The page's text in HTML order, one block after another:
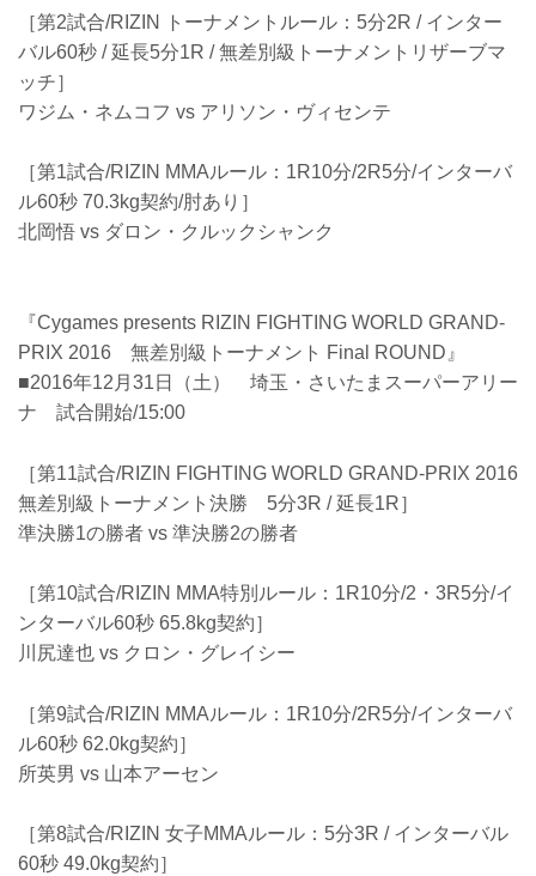
［第2試合/RIZIN トーナメントルール：5分2R / インター
バル60秒 / 延長5分1R / 無差別級トーナメントリザーブマ
ッチ］
ワジム・ネムコフ vs アリソン・ヴィセンテ
［第1試合/RIZIN MMAルール：1R10分/2R5分/インターバ
ル60秒 70.3kg契約/肘あり］
北岡悟 vs ダロン・クルックシャンク
『Cygames presents RIZIN FIGHTING WORLD GRAND-
PRIX 2016 無差別級トーナメント Final ROUND』
■2016年12月31日（土） 埼玉・さいたまスーパーアリー
ナ 試合開始/15:00
［第11試合/RIZIN FIGHTING WORLD GRAND-PRIX 2016
無差別級トーナメント決勝 5分3R / 延長1R］
準決勝1の勝者 vs 準決勝2の勝者
［第10試合/RIZIN MMA特別ルール：1R10分/2・3R5分/イ
ンターバル60秒 65.8kg契約］
川尻達也 vs クロン・グレイシー
［第9試合/RIZIN MMAルール：1R10分/2R5分/インターバ
ル60秒 62.0kg契約］
所英男 vs 山本アーセン
［第8試合/RIZIN 女子MMAルール：5分3R / インターバル
60秒 49.0kg契約］